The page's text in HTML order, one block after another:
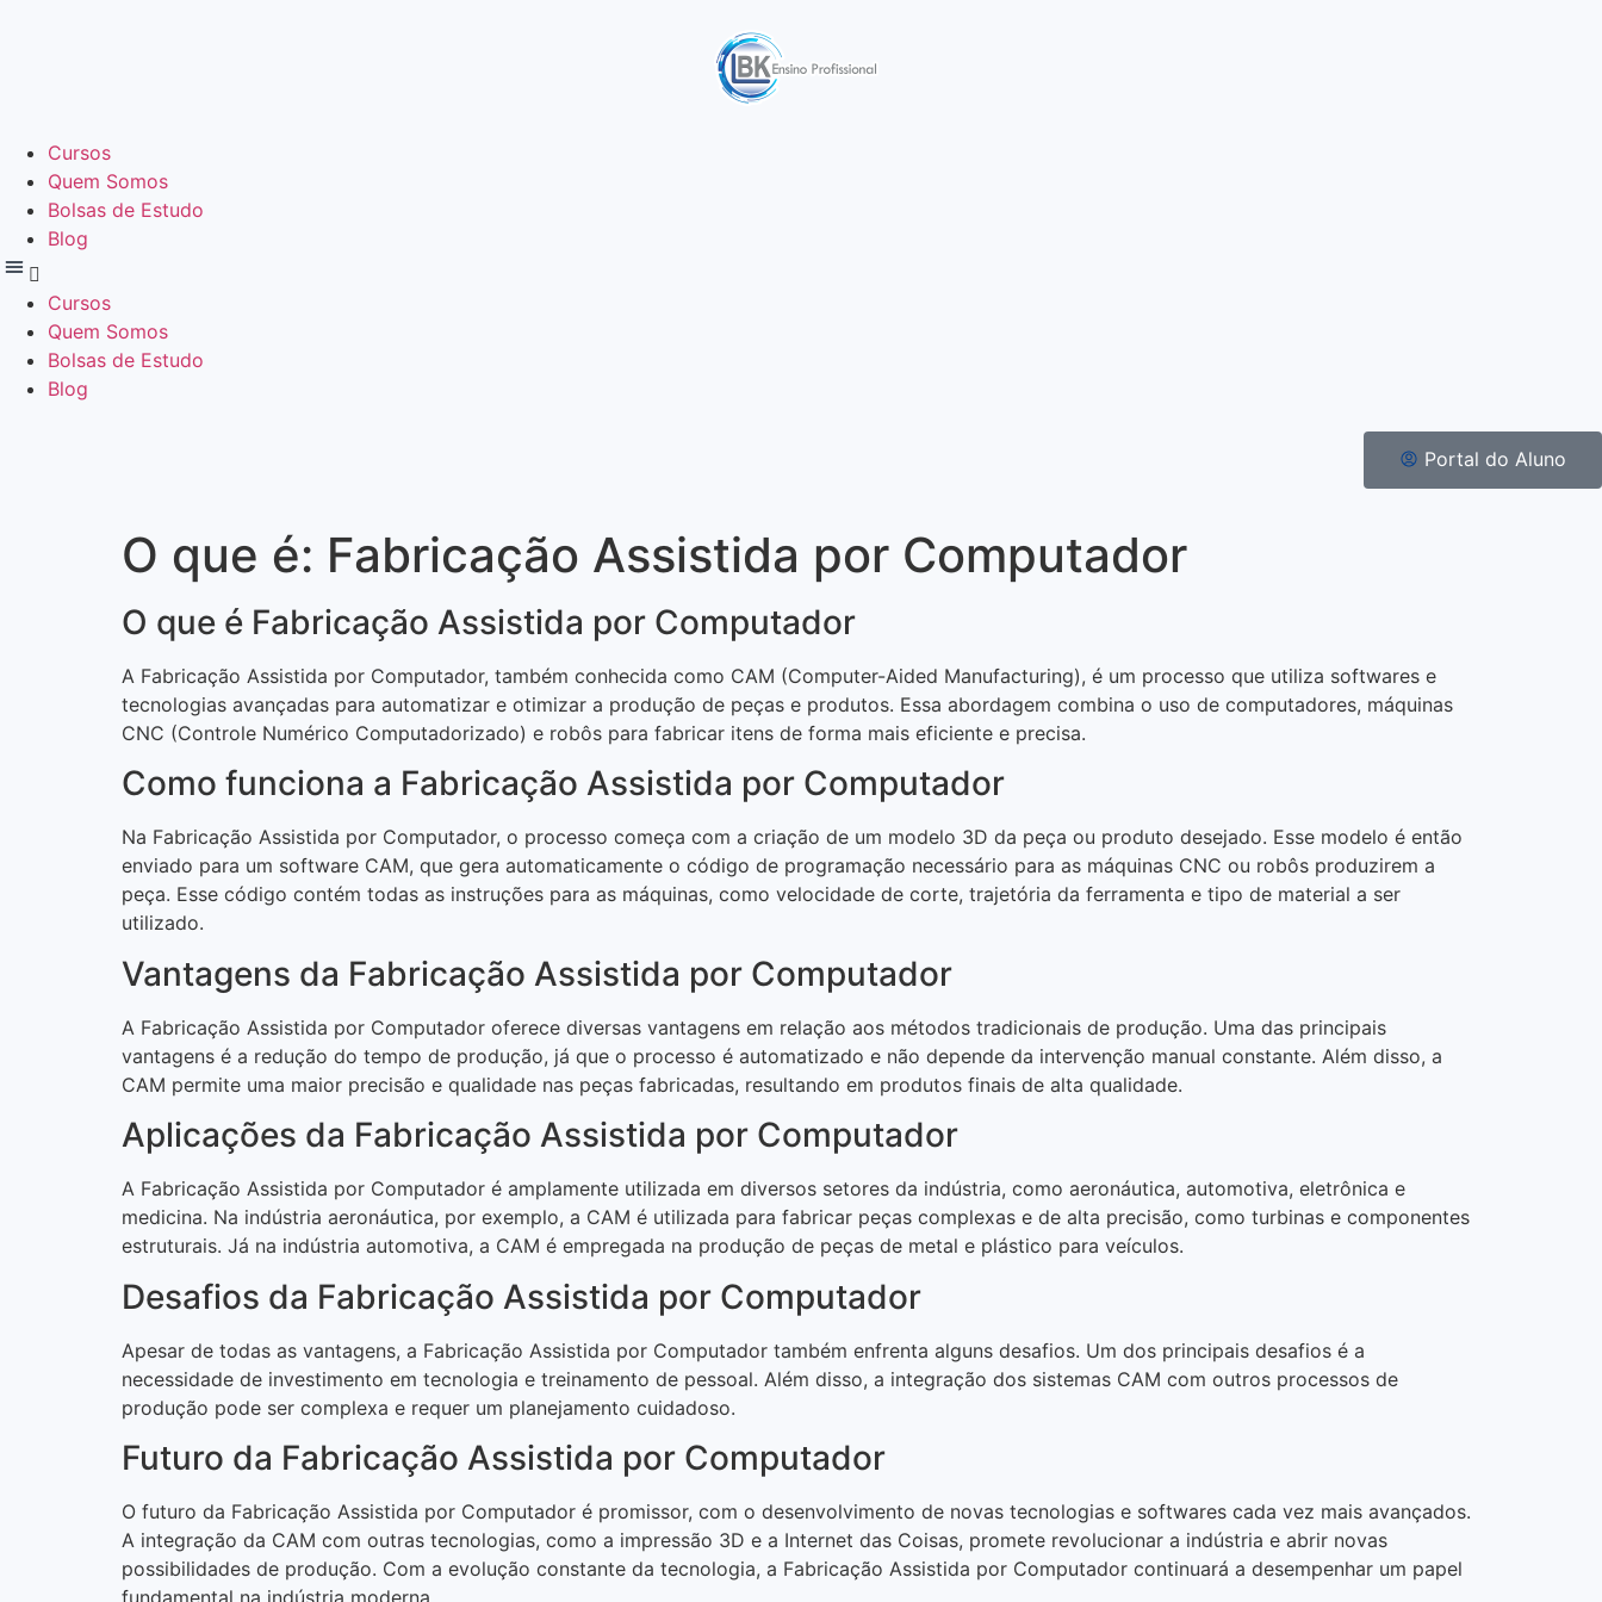
Cursos
Quem Somos
Bolsas de Estudo
Blog
Cursos
Quem Somos
Bolsas de Estudo
Blog
Portal do Aluno
O que é: Fabricação Assistida por Computador
O que é Fabricação Assistida por Computador
A Fabricação Assistida por Computador, também conhecida como CAM (Computer-Aided Manufacturing), é um processo que utiliza softwares e
tecnologias avançadas para automatizar e otimizar a produção de peças e produtos. Essa abordagem combina o uso de computadores, máquinas
CNC (Controle Numérico Computadorizado) e robôs para fabricar itens de forma mais eficiente e precisa.
Como funciona a Fabricação Assistida por Computador
Na Fabricação Assistida por Computador, o processo começa com a criação de um modelo 3D da peça ou produto desejado. Esse modelo é então
enviado para um software CAM, que gera automaticamente o código de programação necessário para as máquinas CNC ou robôs produzirem a
peça. Esse código contém todas as instruções para as máquinas, como velocidade de corte, trajetória da ferramenta e tipo de material a ser
utilizado.
Vantagens da Fabricação Assistida por Computador
A Fabricação Assistida por Computador oferece diversas vantagens em relação aos métodos tradicionais de produção. Uma das principais
vantagens é a redução do tempo de produção, já que o processo é automatizado e não depende da intervenção manual constante. Além disso, a
CAM permite uma maior precisão e qualidade nas peças fabricadas, resultando em produtos finais de alta qualidade.
Aplicações da Fabricação Assistida por Computador
A Fabricação Assistida por Computador é amplamente utilizada em diversos setores da indústria, como aeronáutica, automotiva, eletrônica e
medicina. Na indústria aeronáutica, por exemplo, a CAM é utilizada para fabricar peças complexas e de alta precisão, como turbinas e componentes
estruturais. Já na indústria automotiva, a CAM é empregada na produção de peças de metal e plástico para veículos.
Desafios da Fabricação Assistida por Computador
Apesar de todas as vantagens, a Fabricação Assistida por Computador também enfrenta alguns desafios. Um dos principais desafios é a
necessidade de investimento em tecnologia e treinamento de pessoal. Além disso, a integração dos sistemas CAM com outros processos de
produção pode ser complexa e requer um planejamento cuidadoso.
Futuro da Fabricação Assistida por Computador
O futuro da Fabricação Assistida por Computador é promissor, com o desenvolvimento de novas tecnologias e softwares cada vez mais avançados.
A integração da CAM com outras tecnologias, como a impressão 3D e a Internet das Coisas, promete revolucionar a indústria e abrir novas
possibilidades de produção. Com a evolução constante da tecnologia, a Fabricação Assistida por Computador continuará a desempenhar um papel
fundamental na indústria moderna.